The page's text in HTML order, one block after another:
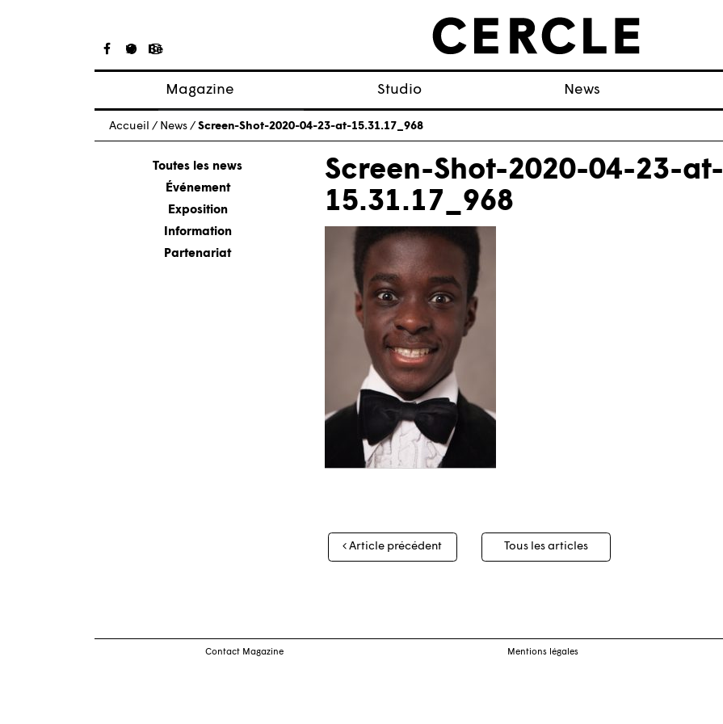
Magazine
Articles
À propos
Numéros
Studio News
Accueil / News / Screen-Shot-2020-04-23-at-15.31.17_968
Toutes les news
Événement
Exposition
Information
Partenariat
Screen-Shot-2020-04-23-at-
15.31.17_968
Navigation
des
Article précédent Tous les articles
Contact Magazine Mentions légales